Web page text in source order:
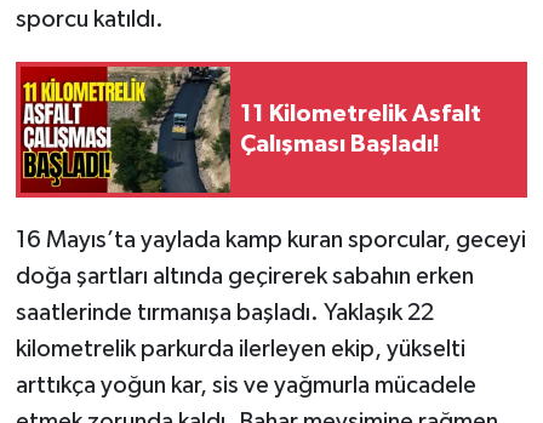
sporcu katıldı.
11 Kilometrelik Asfalt
Çalışması Başladı!
16 Mayıs’ta yaylada kamp kuran sporcular, geceyi
doğa şartları altında geçirerek sabahın erken
saatlerinde tırmanışa başladı. Yaklaşık 22
kilometrelik parkurda ilerleyen ekip, yükselti
arttıkça yoğun kar, sis ve yağmurla mücadele